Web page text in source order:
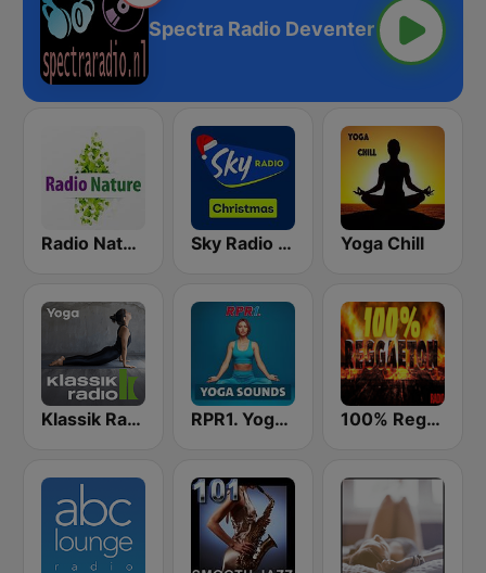
Spectra Radio Deventer
Radio Nature Sky Radio Christmas Yoga Chill
Klassik Radio Yoga RPR1. Yoga Sounds 100% Reggaeton Radio